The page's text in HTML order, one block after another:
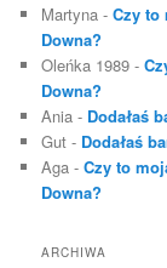
Martyna -Czy to
Downa?
Oleńka 1989 -
Downa?
Ania - Dodałaś
Gut - Dodałaś
Aga -Czy to
Downa?
ARCHIWA